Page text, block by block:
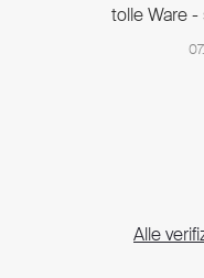
tolle Ware
Alle